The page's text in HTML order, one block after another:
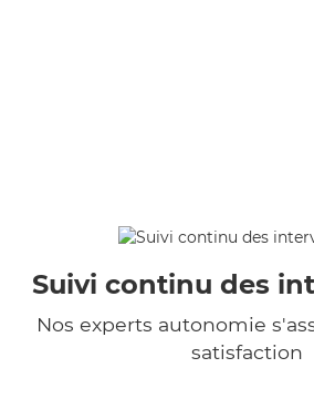
Suivi continu des
Nos experts autonomie
satisfaction